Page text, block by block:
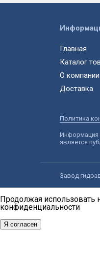
Главная
Каталог
О компании
Доставка
Политика
Информация
является
Завод
Продолжая использовать
конфиденциальности
Я согласен